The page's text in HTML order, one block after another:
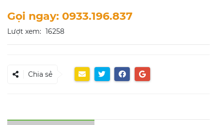
Gọi ngay: 0933.196.837
Lượt xem: 16258
Chia sẻ